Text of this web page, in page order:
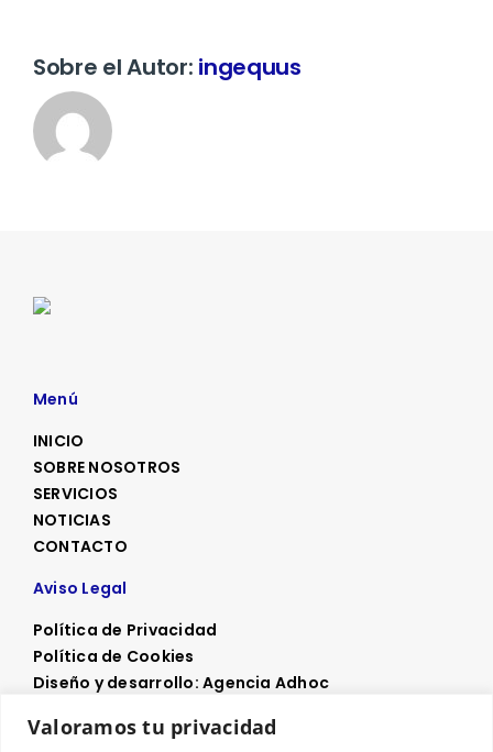
Valoramos tu privacidad
Sobre el Autor: ingequus
Menú
INICIO
SOBRE NOSOTROS
SERVICIOS
NOTICIAS
CONTACTO
Aviso Legal
Política de Privacidad
Política de Cookies
Diseño y desarrollo: Agencia Adhoc